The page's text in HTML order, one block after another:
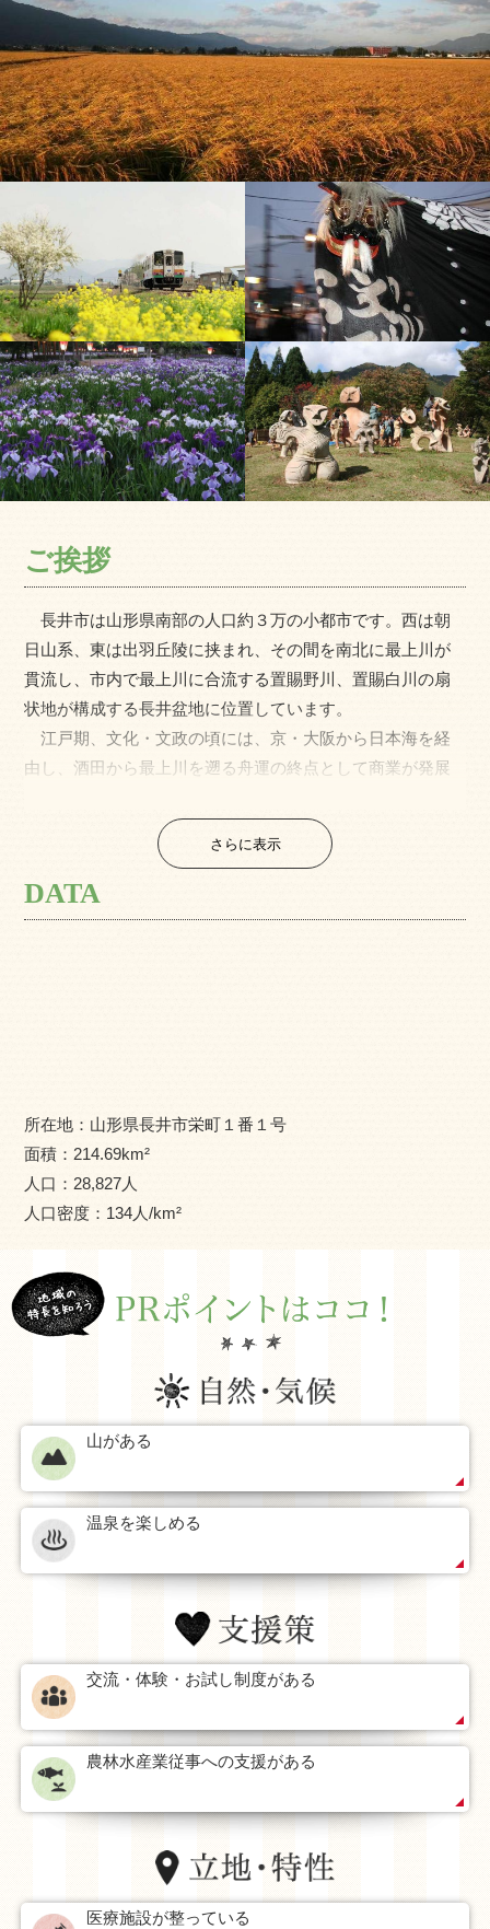
ご挨拶
長井市は山形県南部の人口約３万の小都市です。西は朝
日山系、東は出羽丘陵に挟まれ、その間を南北に最上川が
貫流し、市内で最上川に合流する置賜野川、置賜白川の扇
状地が構成する長井盆地に位置しています。
江戸期、文化・文政の頃には、京・大阪から日本海を経
由し、酒田から最上川を遡る舟運の終点として商業が発展
井工場を、昭和初期には東芝長井工場を誘致するなどの産
業施策を展開し、現在も“ものづくりのまち”として、電子・
機械を中心とした基礎的技術を有する製造業の集積があり
ます。
さらに表示
DATA
所在地： 山形県長井市栄町１番１号
面積： 214.69km²
人口： 28,827人
人口密度： 134人/km²
山がある
温泉を楽しめる
交流・体験・お試し制度がある
農林水産業従事への支援がある
医療施設が整っている